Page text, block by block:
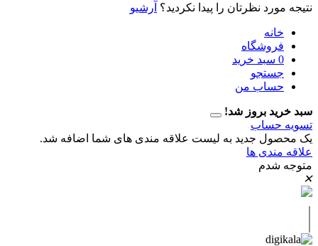
نظرتان را پیدا نکردید؟ آرشیو
سبد خرید
من
بروز شد!
جدید به لیست علاقه مندی های شما اضافه شد.
ها